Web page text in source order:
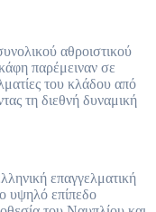
αθροιστικού
παρέμειναν σε
του κλάδου από
τη διεθνή δυναμική
επαγγελματική
υψηλό επίπεδο